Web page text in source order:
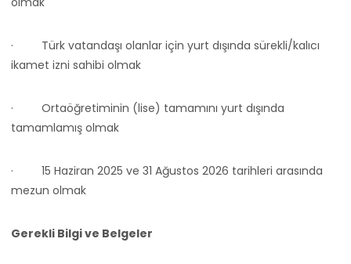
· Türk vatandaşı olanlar için yurt dışında sürekli/kalıcı
ikamet izni sahibi olmak
· Ortaöğretiminin (lise) tamamını yurt dışında
tamamlamış olmak
· 15 Haziran 2025 ve 31 Ağustos 2026 tarihleri arasında
mezun olmak
Gerekli Bilgi ve Belgeler